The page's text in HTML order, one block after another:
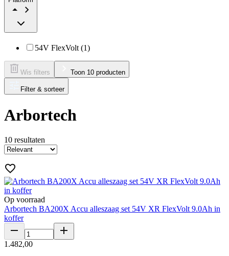
54V FlexVolt (1)
Wis filters Toon 10 producten
Filter & sorteer
Arbortech
10 resultaten
Op voorraad
Arbortech BA200X Accu alleszaag set 54V XR FlexVolt 9.0Ah in
koffer
1 .482,00